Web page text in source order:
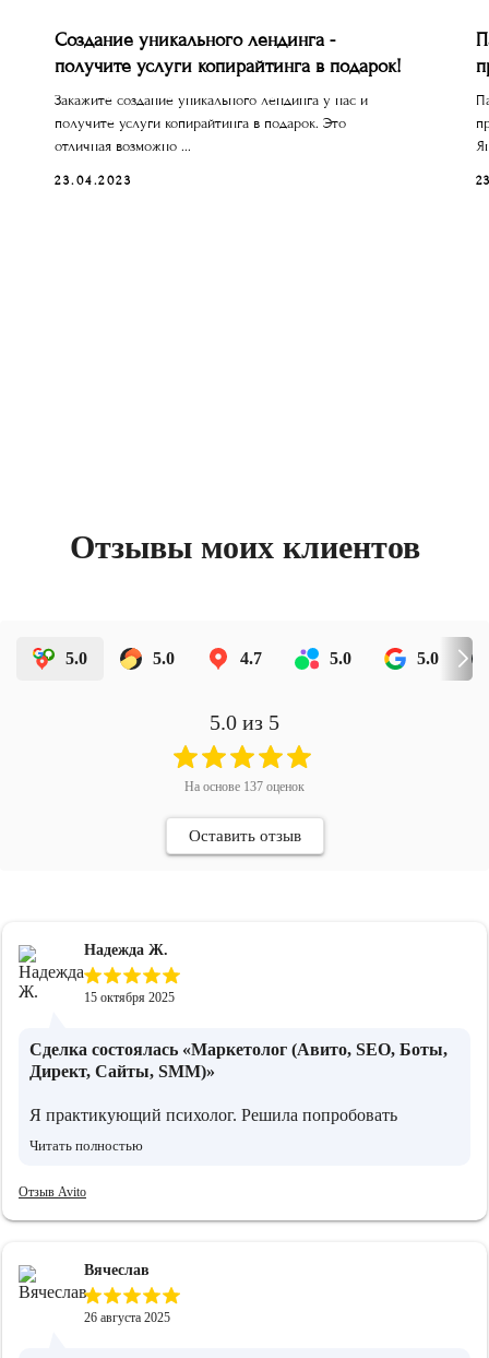
Создание уникального лендинга -
получите услуги копирайтинга в подарок!
Закажите создание уникального лендинга у нас и
получите услуги копирайтинга в подарок. Это
отличная возможно ...
23.04.2023
Отзывы моих клиентов
5.0 5.0 4.7 5.0 5.0
5.0 из 5
На основе 137 оценок
Оставить отзыв
Надежда Ж.
15 октября 2025
Сделка состоялась «Маркетолог (Авито, SEO, Боты,
Директ, Сайты, SMM)»
Я практикующий психолог. Решила попробовать
продвижение через Авито. Сама не знала, как правильно
позиционированием, объяснил, как реагировать на
обращения. Благодаря этому, получилось наладить
Читать полностью
Отзыв Avito
Вячеслав
26 августа 2025